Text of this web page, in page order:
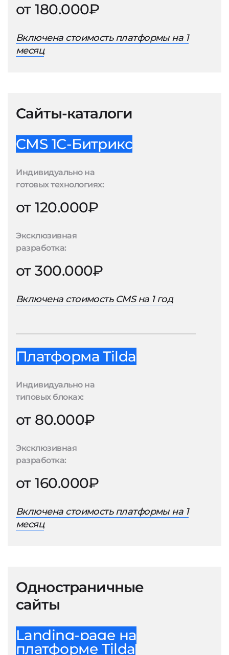
от 180.000₽
Включена стоимость платформы на 1
месяц
Сайты-каталоги
CMS 1С-Битрикс
Индивидуально на
готовых технологиях:
от 120.000₽
Эксклюзивная
разработка:
от 300.000₽
Включена стоимость CMS на 1 год
Платформа Tilda
Индивидуально на
типовых блоках:
от 80.000₽
Эксклюзивная
разработка:
от 160.000₽
Включена стоимость платформы на 1
месяц
Одностраничные
сайты
Landing-page на
платформе Tilda